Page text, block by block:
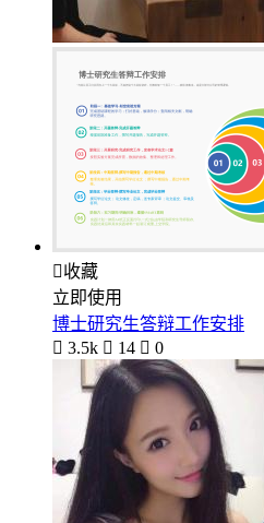
收藏
立即使用
博士研究生答辩工作安排
 3.5k  14  0